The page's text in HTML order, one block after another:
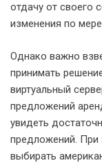
отдачу от своего
изменения по
Однако важно
принимать
виртуальный
предложений
увидеть
предложений. При
выбирать